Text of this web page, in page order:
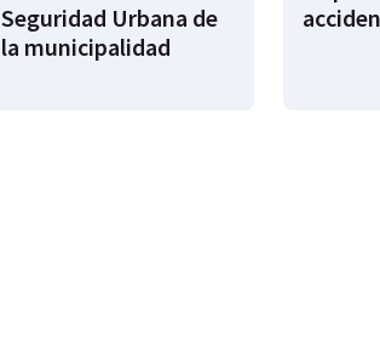
Seguridad Urbana de
la municipalidad